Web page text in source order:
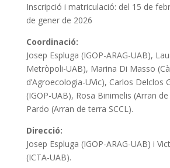
Inscripció i matriculació: del 15 de
de gener de 2026
Coordinació:
Josep Espluga (IGOP-ARAG-UAB),
Metròpoli-UAB), Marina Di Masso
d’Agroecologia-UVic), Carlos Delclos
(IGOP-UAB), Rosa Binimelis (Arran
Pardo (Arran de terra SCCL).
Direcció:
Josep Espluga (IGOP-ARAG-UAB) i
(ICTA-UAB).